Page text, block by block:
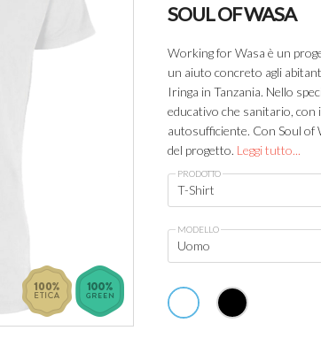
SOUL OF WASA
Working for Wasa è un
un aiuto concreto agli
Iringa in Tanzania. Nello
educativo che sanitario, con
autosufficiente. Con Soul of
del progetto. Leggi tutto...
PRODOTTO
T-Shirt
MODELLO
Uomo